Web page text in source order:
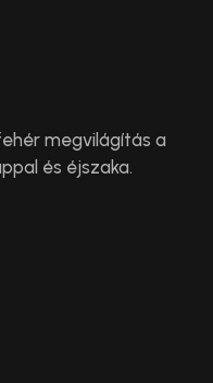
megvilágítás a
és éjszaka.